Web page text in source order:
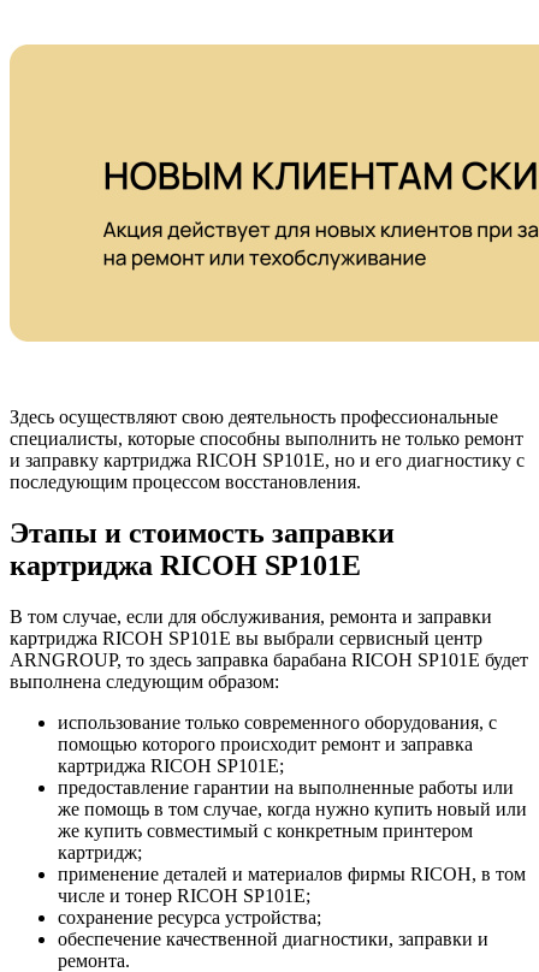
Здесь осуществляют свою деятельность профессиональные
специалисты, которые способны выполнить не только ремонт
и заправку картриджа RICOH SP101E, но и его диагностику с
последующим процессом восстановления.
Этапы и стоимость заправки
картриджа RICOH SP101E
В том случае, если для обслуживания, ремонта и заправки
картриджа RICOH SP101E вы выбрали сервисный центр
ARNGROUP, то здесь заправка барабана RICOH SP101E будет
выполнена следующим образом:
использование только современного оборудования, с
помощью которого происходит ремонт и заправка
картриджа RICOH SP101E;
предоставление гарантии на выполненные работы или
же помощь в том случае, когда нужно купить новый или
же купить совместимый с конкретным принтером
картридж;
применение деталей и материалов фирмы RICOH, в том
числе и тонер RICOH SP101E;
сохранение ресурса устройства;
обеспечение качественной диагностики, заправки и
ремонта.